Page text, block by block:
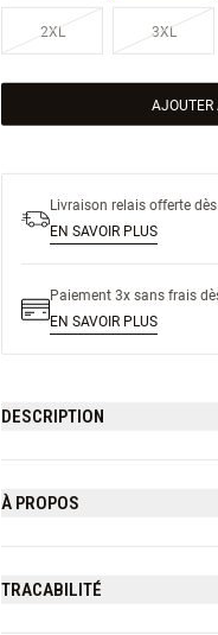
2XL 3XL
AJOUTER
Livraison relais offerte
EN SAVOIR PLUS
Paiement 3x sans frais
EN SAVOIR PLUS
DESCRIPTION
À PROPOS
TRACABILITÉ